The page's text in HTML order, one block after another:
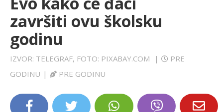
SPORT
LIFESTYLE
EXTRA
završiti ovu školsku
godinu
IZVOR: TELEGRAF, FOTO: PIXABAY.COM |
PRE
GODINU | PRE GODINU